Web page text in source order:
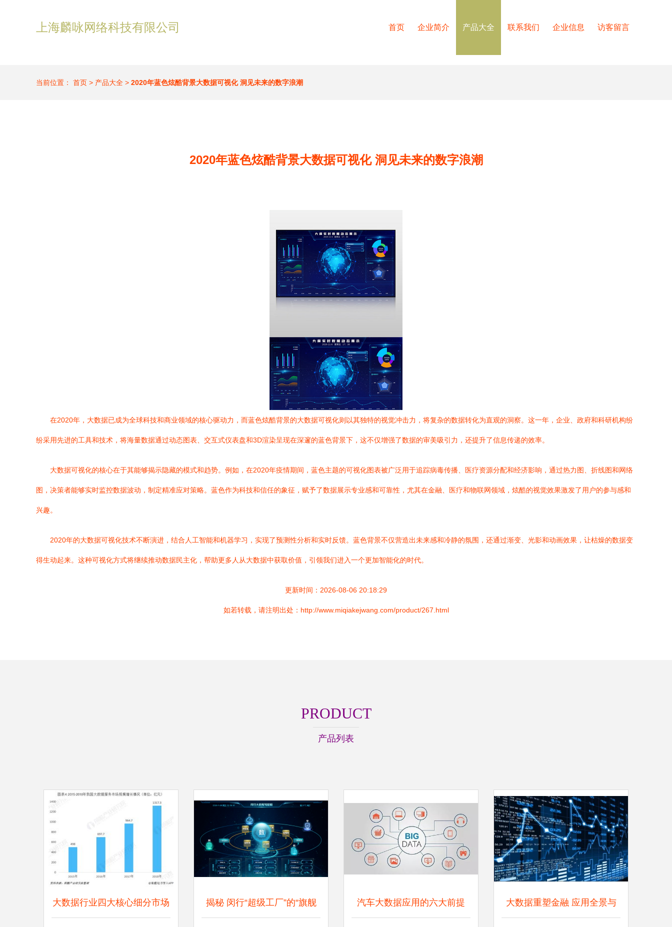
上海麟咏网络科技有限公司 首页 企业简介 产品大全 联系我们 企业信息 访客留言
当前位置： 首页 > 产品大全 > 2020年蓝色炫酷背景大数据可视化 洞见未来的数字浪潮
2020年蓝色炫酷背景大数据可视化 洞见未来的数字浪潮
在2020年，大数据已成为全球科技和商业领域的核心驱动力，而蓝色炫酷背景的大数据可视化则以其独特的视觉冲击力，将复杂的数据转化为直观的洞察。这一年，企业、政府和科研机构纷
纷采用先进的工具和技术，将海量数据通过动态图表、交互式仪表盘和3D渲染呈现在深邃的蓝色背景下，这不仅增强了数据的审美吸引力，还提升了信息传递的效率。
大数据可视化的核心在于其能够揭示隐藏的模式和趋势。例如，在2020年疫情期间，蓝色主题的可视化图表被广泛用于追踪病毒传播、医疗资源分配和经济影响，通过热力图、折线图和网络
图，决策者能够实时监控数据波动，制定精准应对策略。蓝色作为科技和信任的象征，赋予了数据展示专业感和可靠性，尤其在金融、医疗和物联网领域，炫酷的视觉效果激发了用户的参与感和
兴趣。
2020年的大数据可视化技术不断演进，结合人工智能和机器学习，实现了预测性分析和实时反馈。蓝色背景不仅营造出未来感和冷静的氛围，还通过渐变、光影和动画效果，让枯燥的数据变
得生动起来。这种可视化方式将继续推动数据民主化，帮助更多人从大数据中获取价值，引领我们进入一个更加智能化的时代。
更新时间：2026-08-06 20:18:29
如若转载，请注明出处：http://www.miqiakejwang.com/product/267.html
PRODUCT
产品列表
大数据行业四大核心细分市场 揭秘 闵行“超级工厂”的“旗舰 汽车大数据应用的六大前提 大数据重塑金融 应用全景与